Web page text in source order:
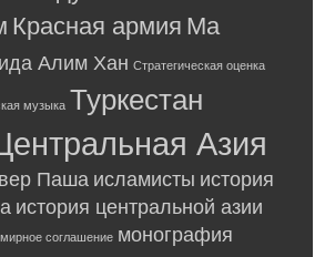
Красная армияМа
Алим Хан Стратегическая оценка
музыка Туркестан
Азия
Паша исламисты история
история центральной азии
мирное соглашение монография